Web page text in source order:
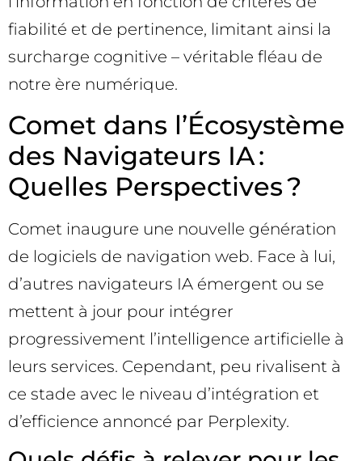
fiabilité et de pertinence, limitant ainsi la
surcharge cognitive – véritable fléau de
notre ère numérique.
Comet dans l’Écosystème
des Navigateurs IA :
Quelles Perspectives ?
Comet inaugure une nouvelle génération
de logiciels de navigation web. Face à lui,
d’autres navigateurs IA émergent ou se
mettent à jour pour intégrer
progressivement l’intelligence artificielle à
leurs services. Cependant, peu rivalisent à
ce stade avec le niveau d’intégration et
d’efficience annoncé par Perplexity.